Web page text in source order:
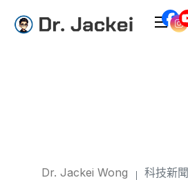
Dr. Jackei Wong 科技新聞